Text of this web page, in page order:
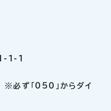
1-1
ず「050」からダイ